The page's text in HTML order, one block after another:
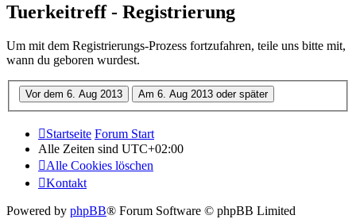
Tuerkeitreff - Registrierung
Um mit dem Registrierungs-Prozess fortzufahren, teile uns bitte mit,
wann du geboren wurdest.
Startseite Forum Start
Alle Zeiten sind UTC+02:00
Alle Cookies löschen
Kontakt
Powered by phpBB® Forum Software © phpBB Limited